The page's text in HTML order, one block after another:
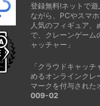
登録無料!ネットで
ながら、PCやスマ
人気のフィギュア
で、クレーンゲーム
ャッチャー」
「クラウドキャッ
めるオンラインクレ
マークを付与された
009-02